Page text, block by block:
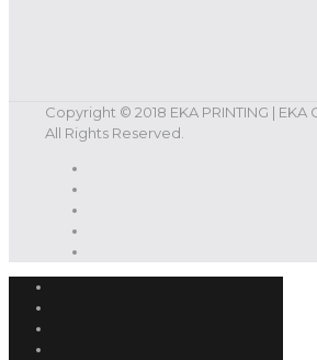
Copyright © 2018 EKA PRINTING | EKA
All Rights Reserved.